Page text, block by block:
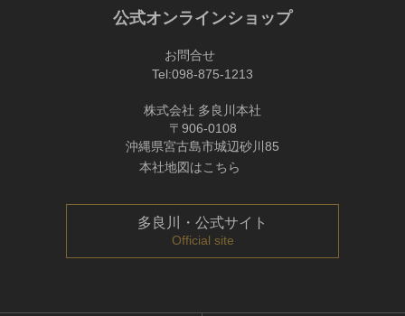
公式オンラインショップ
お問合せ
Tel:098-875-1213
株式会社 多良川本社
〒906-0108
沖縄県宮古島市城辺砂川85
本社地図はこちら
多良川・公式サイト
Official site